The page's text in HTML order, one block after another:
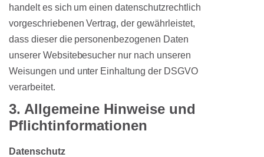
handelt es sich um einen datenschutzrechtlich
vorgeschriebenen Vertrag, der gewährleistet,
dass dieser die personenbezogenen Daten
unserer Websitebesucher nur nach unseren
Weisungen und unter Einhaltung der DSGVO
verarbeitet.
3. Allgemeine Hinweise und
Pflicht­informationen
Datenschutz